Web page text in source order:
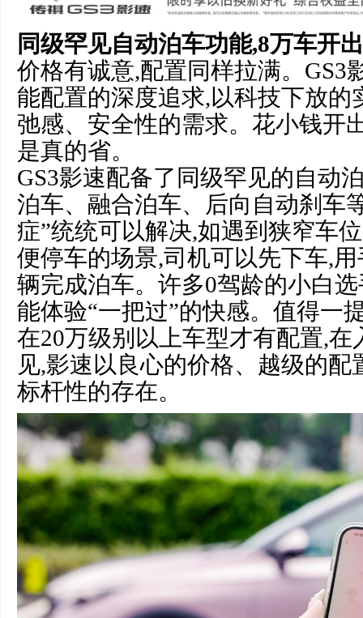
同级罕见自动泊车功能,8万车开
价格有诚意,配置同样拉满。GS3
能配置的深度追求,以科技下放的
弛感、安全性的需求。花小钱开
是真的省。
GS3影速配备了同级罕见的自动
泊车、融合泊车、后向自动刹车
症”统统可以解决,如遇到狭窄车
便停车的场景,司机可以先下车,
辆完成泊车。许多0驾龄的小白
能体验“一把过”的快感。值得一
在20万级别以上车型才有配置,
见,影速以良心的价格、越级的配
标杆性的存在。